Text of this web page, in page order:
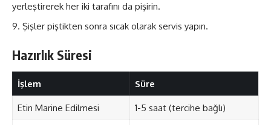
yerleştirerek her iki tarafını da pişirin.
Şişler piştikten sonra sıcak olarak servis yapın.
Hazırlık Süresi
İşlem Süre
Etin Marine Edilmesi 1-5 saat (tercihe bağlı)